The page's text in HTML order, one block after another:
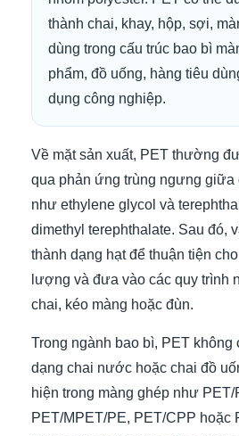
thành chai, khay, hộp, sợi,
dùng trong cấu trúc bao bì
phẩm, đồ uống, hàng tiêu
dụng công nghiệp.
Về mặt sản xuất, PET thường
qua phản ứng trùng ngưng giữa
như ethylene glycol và
dimethyl terephthalate. Sau đó,
thành dạng hạt để thuận tiện
lượng và đưa vào các quy trình
chai, kéo màng hoặc đùn.
Trong ngành bao bì, PET
dạng chai nước hoặc chai đồ
hiện trong màng ghép như
PET/MPET/PE, PET/CPP hoặc